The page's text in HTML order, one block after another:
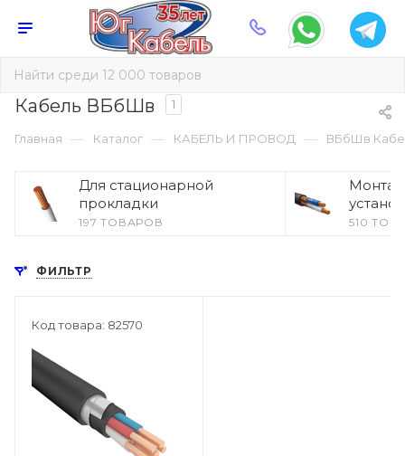
Кабель ВБбШв 1
Главная — Каталог — КАБЕЛЬ И ПРОВОД — ВБбШв
Для стационарной
прокладки
197 ТОВАРОВ 510
ФИЛЬТР
Код товара: 82570